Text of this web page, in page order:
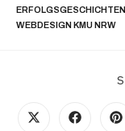
WEBDESIGN KMU NRW